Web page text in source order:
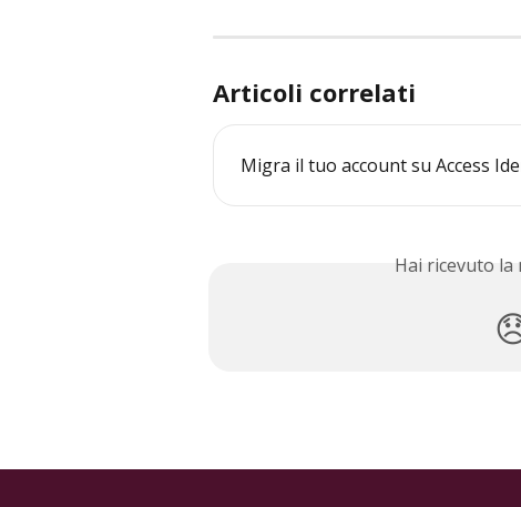
Articoli correlati
Migra il tuo account su Access
Hai ricevuto la